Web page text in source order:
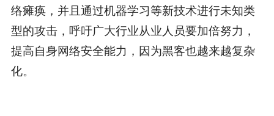
络瘫痪，并且通过机器学习等新技术进行未知类
型的攻击，呼吁广大行业从业人员要加倍努力，
提高自身网络安全能力，因为黑客也越来越复杂
化。